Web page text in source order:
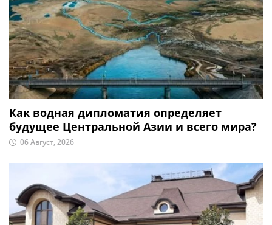
Как водная дипломатия определяет
будущее Центральной Азии и всего мира?
06 Август, 2026